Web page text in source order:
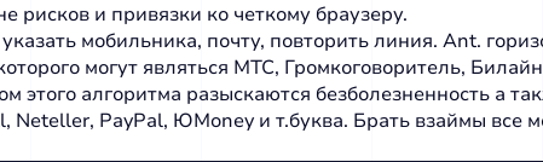
рисков и привязки ко четкому браузеру.
мобильника, почту, повторить линия. Ant.
могут являться МТС, Громкоговоритель,
этого алгоритма разыскаются безболезненность а
Neteller, PayPal, ЮMoney и т.буква. Брать взаймы